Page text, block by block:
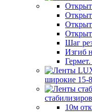
Шаг
Изгиб
широкие 15-
10м